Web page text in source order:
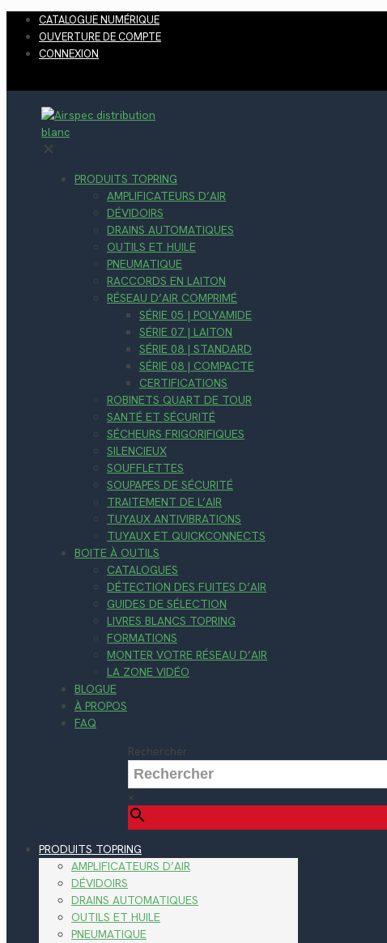
CATALOGUE NUMÉRIQUE
OUVERTURE DE COMPTE
CONNEXION
✕
PRODUITS TOPRING
AMPLIFICATEURS D’AIR
DÉVIDOIRS
DRAINS AUTOMATIQUES
OUTILS ET HUILE
PNEUMATIQUE
RACCORDS EN LAITON
RÉSEAU D’AIR COMPRIMÉ
SÉRIE 05 | POLYAMIDE
SÉRIE 07 | LAITON
SÉRIE 08 | STANDARD
SÉRIE 08 | COMPACTE
CERTIFICATIONS
ROBINETS QUART DE TOUR
SANTÉ ET SÉCURITÉ
SÉCHEURS FRIGORIFIQUES
SILENCIEUX
SOUFFLETTES
SOUPAPES DE SÉCURITÉ
TRAITEMENT DE L’AIR
TUYAUX ANTIVIBRATIONS
TUYAUX ET QUICKCONNECTS
BOITE À OUTILS
CATALOGUES
DÉTECTION DES FUITES D’AIR
GUIDES DE SÉLECTION
LIVRES BLANCS TOPRING
FORMATIONS
MONTER VOTRE RÉSEAU D’AIR
LA ZONE VIDÉO
BLOGUE
À PROPOS
FAQ
Rechercher
×
PRODUITS TOPRING
AMPLIFICATEURS D’AIR
DÉVIDOIRS
DRAINS AUTOMATIQUES
OUTILS ET HUILE
PNEUMATIQUE